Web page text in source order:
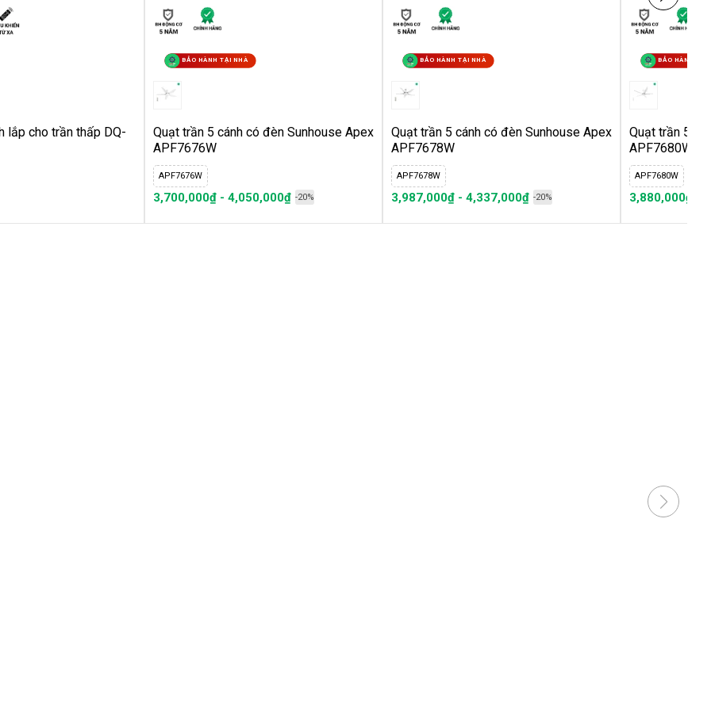
lắp cho trần thấp DQ-
BẢO HÀNH TẠI NHÀ
Quạt trần 5 cánh có đèn Sunhouse Apex
APF7676W
APF7676W
3,700,000₫ - 4,050,000₫ -20%
BẢO HÀNH TẠI NHÀ
Quạt trần 5 cánh có đèn Sunhouse Apex
APF7678W
APF7678W
3,987,000₫ - 4,337,000₫ -20%
BẢO HÀNH TẠI
Quạt trần 5
APF7680W
APF7680W
3,880,000₫ -